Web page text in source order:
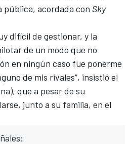
pública, acordada con Sky
difícil de gestionar, y la
de un modo que no
en ningún caso fue ponerme
de mis rivales”, insistió el
que a pesar de su
junto a su familia, en el